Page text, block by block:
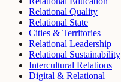
Relational Quality
Relational State
Cities & Territories
Relational Leadership
Relational Sustainability
Intercultural Relations
Digital & Relational